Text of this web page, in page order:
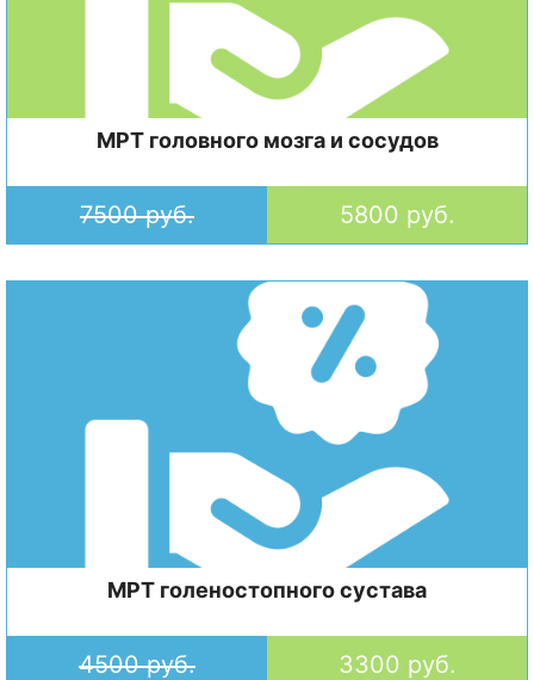
МРТ головного мозга и сосудов
7500 руб. 5800 руб.
МРТ голеностопного сустава
4500 руб. 3300 руб.